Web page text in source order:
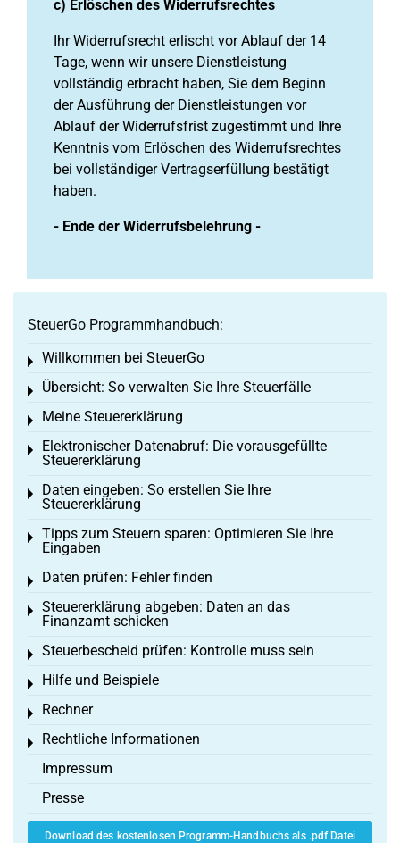
c) Erlöschen des Widerrufsrechtes
Ihr Widerrufsrecht erlischt vor Ablauf der 14
Tage, wenn wir unsere Dienstleistung
vollständig erbracht haben, Sie dem Beginn
der Ausführung der Dienstleistungen vor
Ablauf der Widerrufsfrist zugestimmt und Ihre
Kenntnis vom Erlöschen des Widerrufsrechtes
bei vollständiger Vertragserfüllung bestätigt
haben.
- Ende der Widerrufsbelehrung -
SteuerGo Programmhandbuch:
Willkommen bei SteuerGo
Toggle menu
Übersicht: So verwalten Sie Ihre Steuerfälle
Toggle menu
Meine Steuererklärung
Toggle menu
Elektronischer Datenabruf: Die vorausgefüllte
Steuererklärung
Toggle menu
Daten eingeben: So erstellen Sie Ihre
Steuererklärung
Toggle menu
Tipps zum Steuern sparen: Optimieren Sie Ihre
Eingaben
Toggle menu
Daten prüfen: Fehler finden
Toggle menu
Steuererklärung abgeben: Daten an das
Finanzamt schicken
Toggle menu
Steuerbescheid prüfen: Kontrolle muss sein
Toggle menu
Hilfe und Beispiele
Toggle menu
Rechner
Toggle menu
Rechtliche Informationen
Toggle menu
Impressum
Presse
Download des kostenlosen Programm-Handbuchs als .pdf Datei